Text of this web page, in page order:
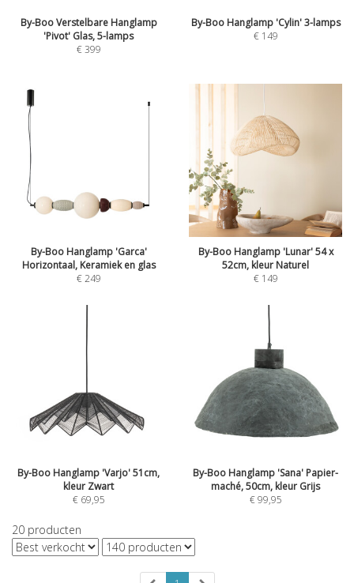
By-Boo Verstelbare Hanglamp
'Pivot' Glas, 5-lamps
€399
By-Boo Hanglamp 'Cylin' 3-lamps
€ 149
By-Boo Hanglamp 'Garca'
Horizontaal, Keramiek en glas
€249
By-Boo Hanglamp 'Lunar' 54 x
52cm, kleur Naturel
€ 149
By-Boo Hanglamp 'Varjo' 51cm,
kleur Zwart
€ 69,95
By-Boo Hanglamp 'Sana' Papier-
maché, 50cm, kleur Grijs
€99,95
20 producten